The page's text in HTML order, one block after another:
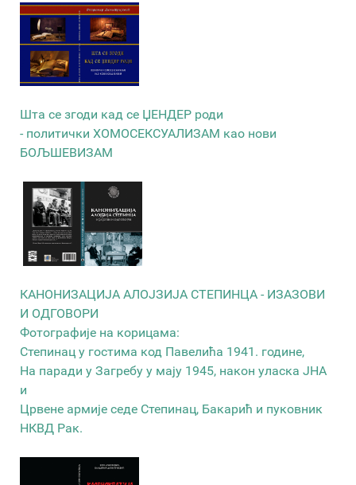
Шта се згоди кад се ЏЕНДЕР роди
- политички ХОМОСЕКСУАЛИЗАМ као нови
БОЉШЕВИЗАМ
КАНОНИЗАЦИЈА АЛОЈЗИЈА СТЕПИНЦА - ИЗАЗОВИ
И ОДГОВОРИ
Фотографије на корицама:
Степинац у гостима код Павелића 1941. године,
На паради у Загребу у мају 1945, након уласка ЈНА
и
Црвене армије седе Степинац, Бакарић и пуковник
НКВД Рак.